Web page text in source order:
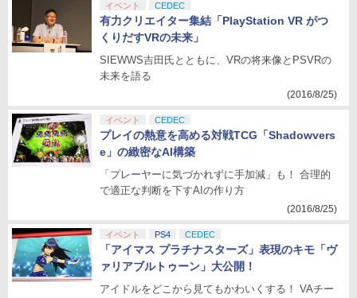
イベント CEDEC
有力クリエイター集結「PlayStation VR がつ
くりだすVRの未来」
SIEWWS吉田氏とともに、VRの将来像とPSVRの
未来を語る
(2016/8/25)
イベント CEDEC
プレイの熱意を高める対戦TCG「Shadowvers
e」の緻密なAI構築
「プレーヤーに気づかれずに手加減」も！ 合理的
で適正な判断を下すAIの作り方
(2016/8/25)
イベント PS4 CEDEC
「アイマス プラチナスターズ」表現のキモ「ヴ
ァリアブルトゥーン」大公開！
アイドルをどこから見てもかわいくする！ VAチー